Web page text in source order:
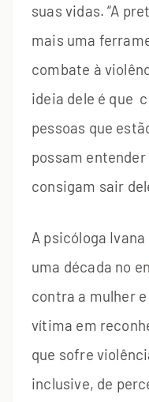
suas vidas. “A
mais uma
combate à
ideia dele é que
pessoas que
possam
consigam sair
A psicóloga
uma década no
contra a mulher
vítima em
que sofre
inclusive, de